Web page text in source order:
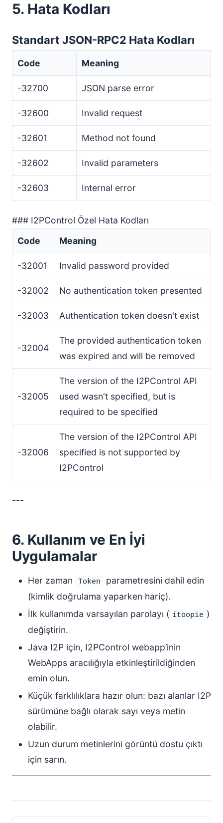
5. Hata Kodları
Standart JSON-RPC2 Hata Kodları
Code Meaning
-32700 JSON parse error
-32600 Invalid request
-32601 Method not found
-32602 Invalid parameters
-32603 Internal error
### I2PControl Özel Hata Kodları
Code
Meaning
-32001 Invalid password provided
-32002 No authentication token presented
-32003 Authentication token doesn't exist
-32004
The provided authentication token
was expired and will be removed
-32005
The version of the I2PControl API
used wasn't specified, but is
required to be specified
-32006
The version of the I2PControl API
specified is not supported by
I2PControl
---
6. Kullanım ve En İyi
Uygulamalar
Her zaman Token
parametresini dahil edin
(kimlik doğrulama yaparken hariç).
İlk kullanımda varsayılan parolayı ( itoopie )
değiştirin.
Java I2P için, I2PControl webapp’inin
WebApps aracılığıyla etkinleştirildiğinden
emin olun.
Küçük farklılıklara hazır olun: bazı alanlar I2P
sürümüne bağlı olarak sayı veya metin
olabilir.
Uzun durum metinlerini görüntü dostu çıktı
için sarın.